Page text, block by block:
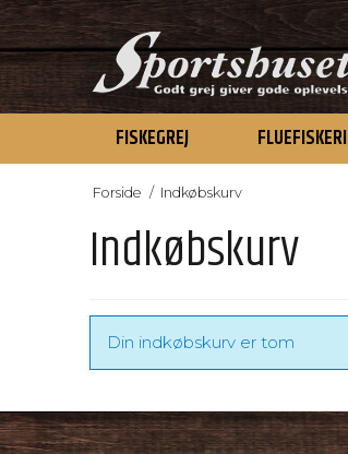
FISKEGREJ FLUEFISKERI
Forside / Indkøbskurv
Indkøbskurv
Din indkøbskurv er tom